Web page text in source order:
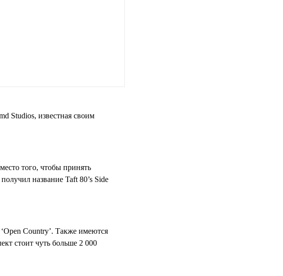
Studios, известная своим
того, чтобы принять
название Taft 80’s Side
Country’. Также имеются
стоит чуть больше 2 000